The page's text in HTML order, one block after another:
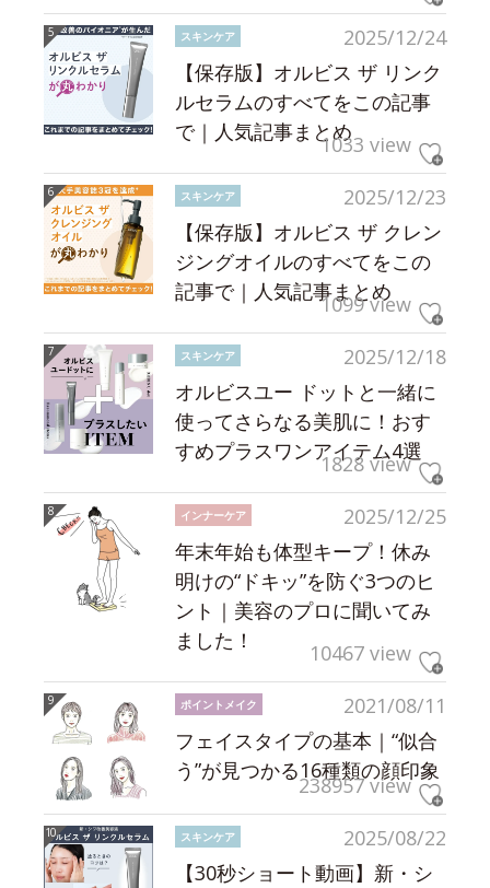
2025/12/24
スキンケア
【保存版】オルビス ザ リンク
ルセラムのすべてをこの記事
で｜人気記事まとめ1033 view
2025/12/23
スキンケア
【保存版】オルビス ザ クレン
ジングオイルのすべてをこの
記事で｜人気記事まとめ
1099 view
2025/12/18
スキンケア
オルビスユー ドットと一緒に
使ってさらなる美肌に！おす
すめプラスワンアイテム4選
1828 view
2025/12/25
インナーケア
年末年始も体型キープ！休み
明けの“ドキッ”を防ぐ3つのヒ
ント｜美容のプロに聞いてみ
ました！
10467 view
2021/08/11
ポイントメイク
フェイスタイプの基本｜“似合
う”が見つかる16種類の顔印象
238957 view
2025/08/22
スキンケア
【30秒ショート動画】新・シ